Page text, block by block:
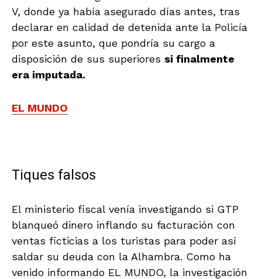
V, donde ya había asegurado días antes, tras
declarar en calidad de detenida ante la Policía
por este asunto, que pondría su cargo a
disposición de sus superiores si finalmente
era imputada.
EL MUNDO
Tiques falsos
El ministerio fiscal venía investigando si GTP
blanqueó dinero inflando su facturación con
ventas ficticias a los turistas para poder así
saldar su deuda con la Alhambra. Como ha
venido informando EL MUNDO, la investigación